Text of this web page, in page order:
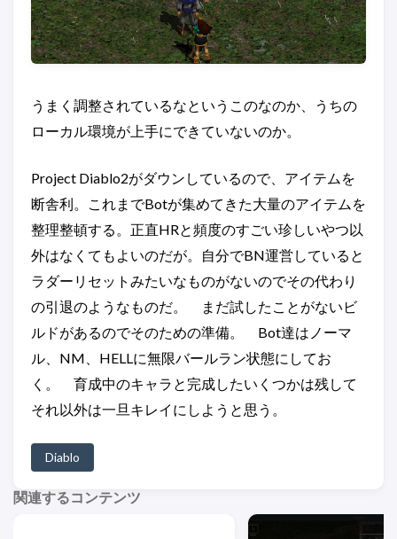
うまく調整されているなというこのなのか、うちの
ローカル環境が上手にできていないのか。
Project Diablo2がダウンしているので、アイテムを
断舎利。これまでBotが集めてきた大量のアイテムを
整理整頓する。正直HRと頻度のすごい珍しいやつ以
外はなくてもよいのだが。自分でBN運営していると
ラダーリセットみたいなものがないのでその代わり
の引退のようなものだ。 まだ試したことがないビ
ルドがあるのでそのための準備。 Bot達はノーマ
ル、NM、HELLに無限バールラン状態にしてお
く。 育成中のキャラと完成したいくつかは残して
それ以外は一旦キレイにしようと思う。
Diablo
関連するコンテンツ